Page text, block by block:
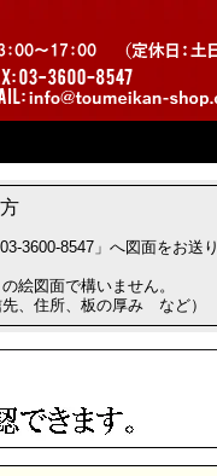
3600-8547」へ図面をお送り
絵図面で構いません。
、住所、板の厚み など）